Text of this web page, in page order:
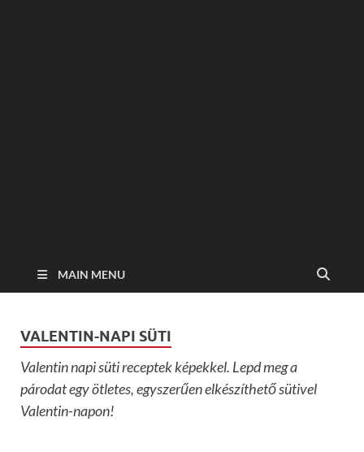
MAIN MENU
VALENTIN-NAPI SÜTI
Valentin napi süti receptek képekkel. Lepd meg a
párodat egy ötletes, egyszerűen elkészíthető sütivel
Valentin-napon!